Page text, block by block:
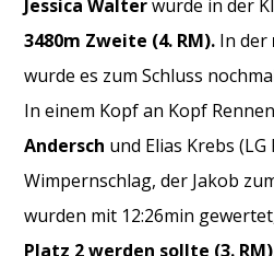
Jessica Walterwurde in der
3480m Zweite (4. RM). In der
wurde es zum Schluss
In einem Kopf an Kopf
Andersch und Elias Krebs
Wimpernschlag, der Jakob
wurden mit 12:26min
Platz 2 werden sollte (3.